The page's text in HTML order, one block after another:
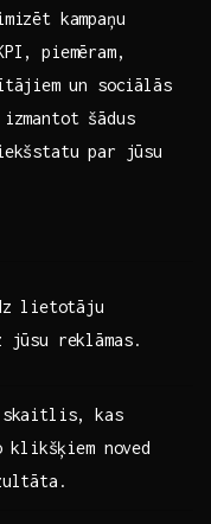
kampaņu⁢
piemēram,
⁢un sociālās
šādus
par jūsu
lietotāju
reklāmas.
‌skaitlis, kas
noved